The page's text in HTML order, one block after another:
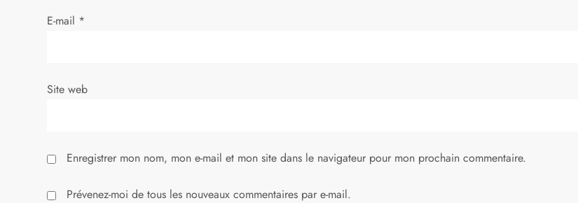
E-mail *
Site web
Enregistrer mon nom, mon e-mail et mon site dans le navigateur pour mon prochain commentaire.
Prévenez-moi de tous les nouveaux commentaires par e-mail.